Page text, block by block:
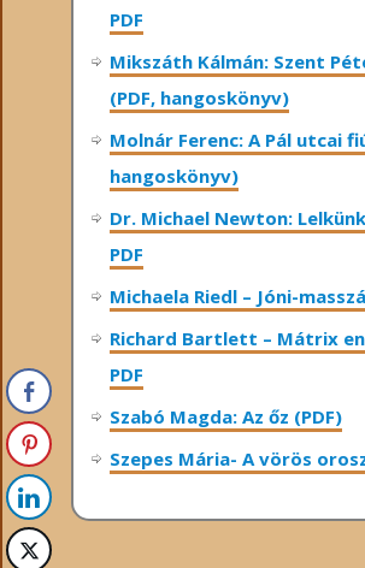
PDF
Mikszáth Kálmán: Szent
(PDF, hangoskönyv)
Molnár Ferenc: A Pál utcai
hangoskönyv)
Dr. Michael Newton:
PDF
Michaela Riedl – Jóni-
Richard Bartlett – Mátrix
PDF
Szabó Magda: Az őz (PDF)
Szepes Mária- A vörös